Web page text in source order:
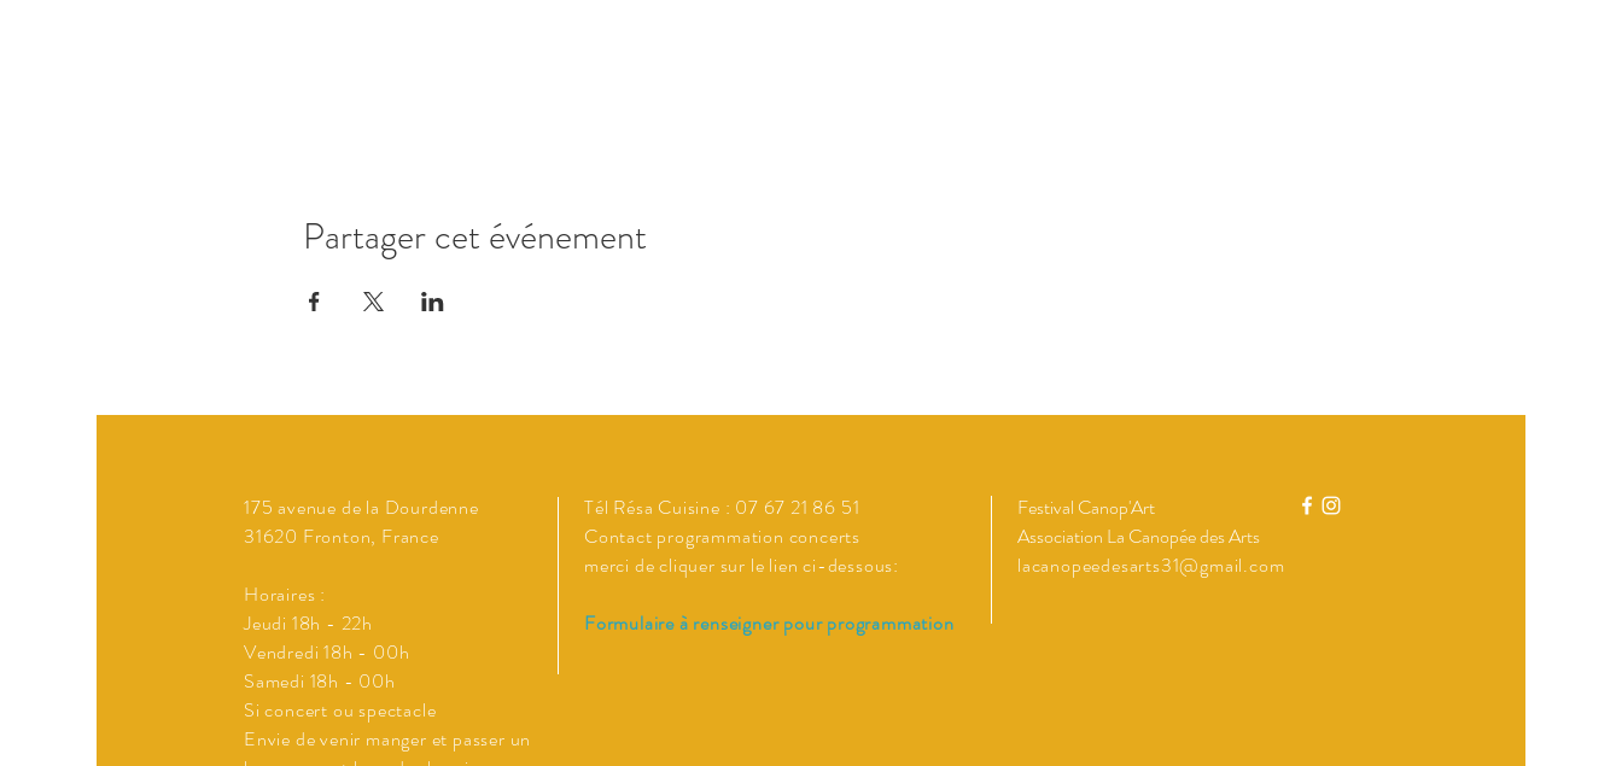
Partager cet événement
175 avenue de la Dourdenne
31620 Fronton, France
Horaires :
Jeudi 18h - 22h
Vendredi 18h - 00h
Samedi 18h - 00h
Si concert ou spectacle
Envie de venir manger et passer un
Tél Résa Cuisine : 07 67 21 86 51
Contact programmation concerts
merci de cliquer sur le lien ci-dessous:
Formulaire à renseigner pour programmation
Festival Canop'Art
Association La Canopée des Arts
lacanopeedesarts31@gmail.com